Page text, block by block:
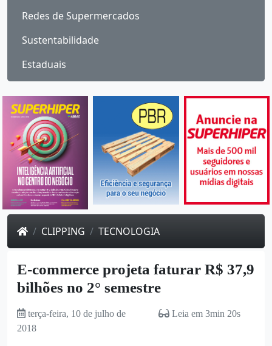
Redes de Supermercados
Sustentabilidade
Estaduais
CLIPPING TECNOLOGIA
E-commerce projeta faturar R$ 37,9
bilhões no 2° semestre
terça-feira, 10 de julho de
2018
Leia em 3min 20s